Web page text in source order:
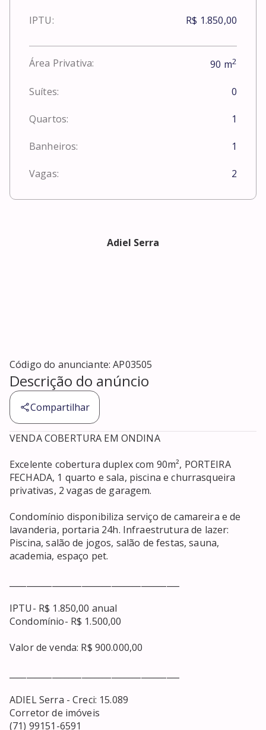
IPTU: R$ 1.850,00
Área Privativa: 90 m2
Suítes: 0
Quartos: 1
Banheiros: 1
Vagas: 2
Adiel Serra
Código do anunciante:AP03505
Descrição do anúncio
Compartilhar
VENDA COBERTURA EM ONDINA
Excelente cobertura duplex com 90m², PORTEIRA
FECHADA, 1 quarto e sala, piscina e churrasqueira
privativas, 2 vagas de garagem.
Condomínio disponibiliza serviço de camareira e de
lavanderia, portaria 24h. Infraestrutura de lazer:
Piscina, salão de jogos, salão de festas, sauna,
academia, espaço pet.
IPTU- R$ 1.850,00 anual
Condomínio- R$ 1.500,00
Valor de venda: R$ 900.000,00
ADIEL Serra - Creci: 15.089
Corretor de imóveis
(71) 99151-6591